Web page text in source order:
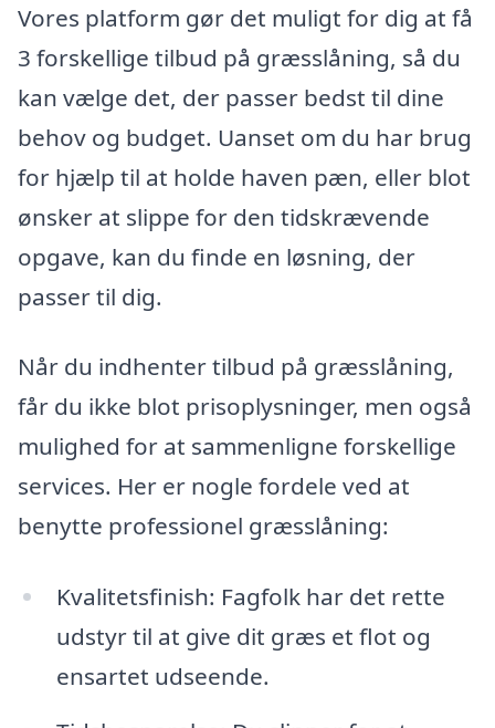
Vores platform gør det muligt for dig at få
3 forskellige tilbud på græsslåning, så du
kan vælge det, der passer bedst til dine
behov og budget. Uanset om du har brug
for hjælp til at holde haven pæn, eller blot
ønsker at slippe for den tidskrævende
opgave, kan du finde en løsning, der
passer til dig.
Når du indhenter tilbud på græsslåning,
får du ikke blot prisoplysninger, men også
mulighed for at sammenligne forskellige
services. Her er nogle fordele ved at
benytte professionel græsslåning:
Kvalitetsfinish: Fagfolk har det rette
udstyr til at give dit græs et flot og
ensartet udseende.